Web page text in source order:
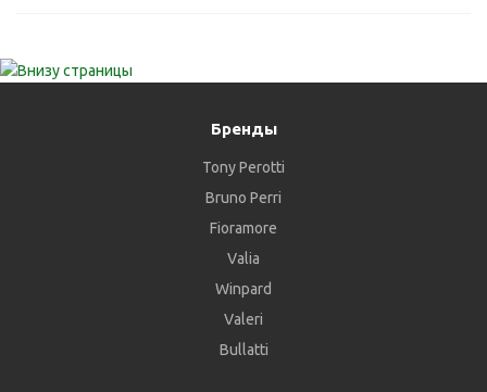
Бренды
Tony Perotti
Bruno Perri
Fioramore
Valia
Winpard
Valeri
Bullatti